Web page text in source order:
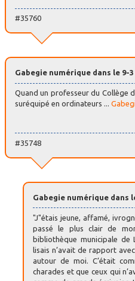
#35760
Gabegie numérique dans le 9-3
Quand un professeur du Collège
suréquipé en ordinateurs ...
#35748
Gabegie numérique dans
"J"étais jeune, affamé,
passé le plus clair de
bibliothèque municipale
lisais n’avait de rapport
autour de moi. C’était
charades et que ceux qui